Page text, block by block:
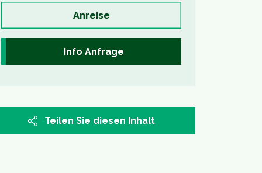
Anreise
Info Anfrage
Teilen Sie diesen Inhalt